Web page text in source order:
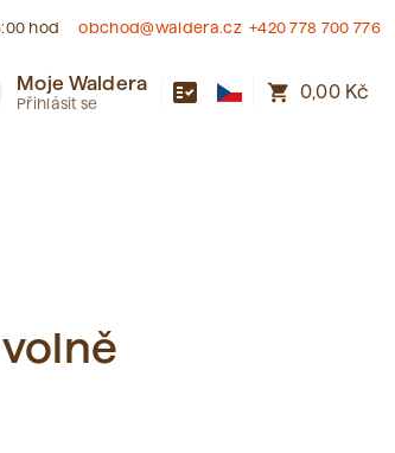
hod obchod@waldera.cz +420 778 700 776
Moje Waldera
Přihlásit se fact_check shopping_cart 0,00 Kč